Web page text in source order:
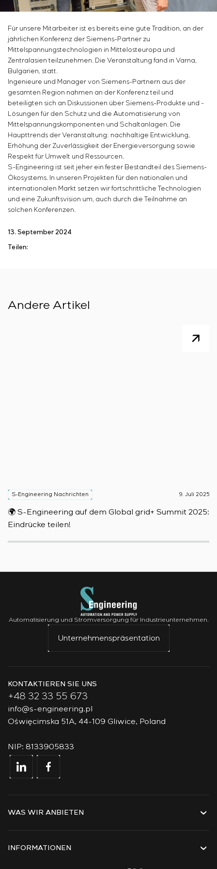
Inbetriebnahme und Schulung des
Projektmanagement
Outsourcing
Beratungsdienstleistungen
Individuelle Entwicklung und Prüfung mit
anschließender Zertifizierung von
Schaltschrankanlagen mit besonderen
Anforderungen an Zuverlässigkeit, Qualität und
Betriebsbedingungen
Entwicklung mathematischer Modelle von
Steuerungsobjekten
Entwicklung spezieller Algorithmen für optimale
und garantierte Steuerung mit anschließender
Inbetriebnahme vor Ort
Entwicklung von Steuerungssystemen mit nicht
standardmäßiger Kaskaden- und mehrstufiger
Struktur mit statischen und adaptiven
Energieaudit
Infrastruktur
Zementindustrie
Sivacon S8
Lokale Filter
Schieberabsperrungen
Übergangsklappen
Stellenangebote
Für unsere Mitarbeiter ist es bereits eine gute Tradition, an der
jährlichen Konferenz der Siemens-Partner zu
Mittelspannungstechnologien in Mittelosteuropa und
Zentralasien teilzunehmen. Die Veranstaltung fand in Varna,
Bulgarien, statt.
Ingenieure und Manager von Siemens-Partnern aus der
gesamten Region nahmen an der Konferenz teil und
beteiligten sich an Diskussionen über Siemens-Produkte und -
Lösungen für den Schutz und die Automatisierung von
Mittelspannungskomponenten und Schaltanlagen. Die
Haupttrends der Veranstaltung: nachhaltige Entwicklung,
Erhöhung der Zuverlässigkeit der Energieversorgung sowie
Respekt für Umwelt und Ressourcen.
S-Engineering ist seit jeher ein fester Bestandteil des Siemens-
Ökosystems. In unseren Projekten für den nationalen und
internationalen Markt setzen wir fortschrittliche Technologien
und eine Zukunftsvision um, auch durch die Teilnahme an
solchen Konferenzen.
13. September 2024
Teilen:
Andere Artikel
S-Engineering Nachrichten 9. Juli 2025
🌍 S-Engineering auf dem Global grid+ Summit 2025:
Eindrücke teilen!
Automatisierung und Stromversorgung für Industrieunternehmen.
Unternehmenspräsentation
KONTAKTIEREN SIE UNS
+48 32 33 55 673
info@s-engineering.pl
Oświęcimska 51A, 44-109 Gliwice, Poland
NIP: 8133905833
WAS WIR ANBIETEN
Lösungen
INFORMATIONEN